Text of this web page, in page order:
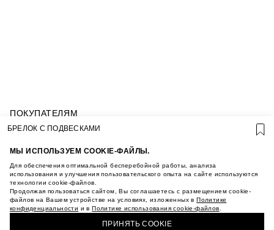
МЫ ИСПОЛЬЗУЕМ COOKIE-ФАЙЛЫ.
Для обеспечения оптимальной бесперебойной работы, анализа
использования и улучшения пользовательского опыта на сайте используются
технологии cookie-файлов.
Продолжая пользоваться сайтом, Вы соглашаетесь с размещением cookie-
файлов на Вашем устройстве на условиях, изложенных вПолитике
конфиденциальности и вПолитике использования cookie-файлов
ПРИНЯТЬ COOKIE
ПОКУПАТЕЛЯМ
УСЛОВИЯ ИСПОЛЬЗОВАНИЯ ПОДАРОЧНЫХ
ПОЛИТИКА КОНФИДЕНЦИАЛЬНОСТИ
ПОЛИТИКА COOKIE
УСЛОВИЯ ПОКУПКИ
О НАС
МАГАЗИНЫ
КАРЬЕРА
БРЕЛОК С ПОДВЕСКАМИ
КУПИТЬ + ПОЛУЧИТЬ В МАГАЗИНЕ MAAG